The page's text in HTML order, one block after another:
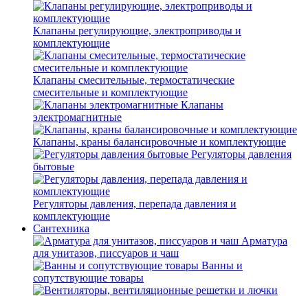
Клапаны регулирующие, электроприводы и
комплектующие
Клапаны смесительные, термостатические
смесительные и комплектующие
Клапаны
электромагнитные
Клапаны, краны балансировочные и комплектующие
Регуляторы давления
бытовые
Регуляторы давления, перепада давления и
комплектующие
Сантехника
Арматура
для унитазов, писсуаров и чаш
Ванны и
сопутствующие товары